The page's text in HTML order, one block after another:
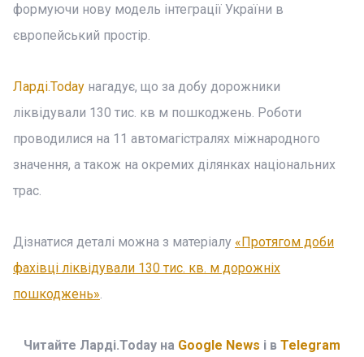
формуючи нову модель інтеграції України в
європейський простір.
Ларді.Today нагадує, що за добу дорожники
ліквідували 130 тис. кв м пошкоджень. Роботи
проводилися на 11 автомагістралях міжнародного
значення, а також на окремих ділянках національних
трас.
Дізнатися деталі можна з матеріалу «Протягом доби
фахівці ліквідували 130 тис. кв. м дорожніх
пошкоджень».
Читайте Ларді.Today на Google News і в Telegram